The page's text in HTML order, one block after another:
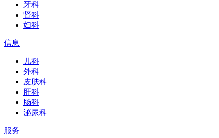
牙科
肾科
妇科
信息
儿科
外科
皮肤科
肝科
肠科
泌尿科
服务